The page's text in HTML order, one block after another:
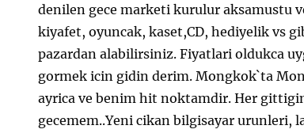
denilen gece marketi kurulur aksamustu
kiyafet, oyuncak, kaset,CD, hediyelik vs
pazardan alabilirsiniz. Fiyatlari oldukca
gormek icin gidin derim. Mongkok`ta
ayrica ve benim hit noktamdir. Her
gecemem..Yeni cikan bilgisayar urunleri,